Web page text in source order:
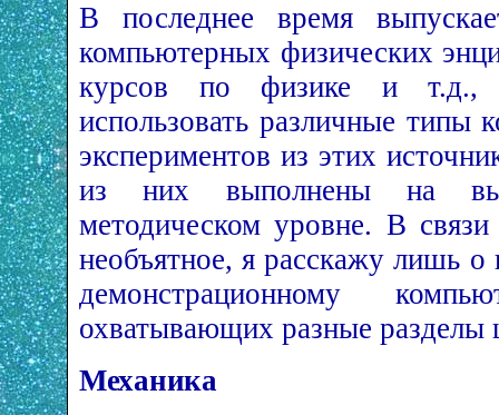
В последнее время
компьютерных физических
курсов по физике и т.д.,
использовать различные типы
экспериментов из этих
из них выполнены на
методическом уровне. В
необъятное, я расскажу лишь
демонстрационному
охватывающих разные разделы
Механика